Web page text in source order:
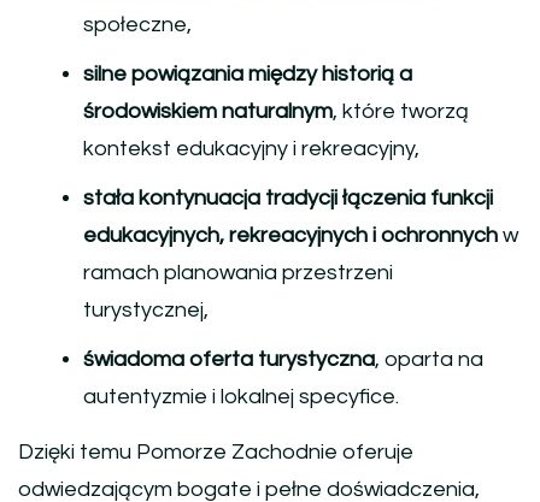
społeczne,
silne powiązania między historią a
środowiskiem naturalnym, które tworzą
kontekst edukacyjny i rekreacyjny,
stała kontynuacja tradycji łączenia funkcji
edukacyjnych, rekreacyjnych i ochronnych w
ramach planowania przestrzeni
turystycznej,
świadoma oferta turystyczna, oparta na
autentyzmie i lokalnej specyfice.
Dzięki temu Pomorze Zachodnie oferuje
odwiedzającym bogate i pełne doświadczenia,